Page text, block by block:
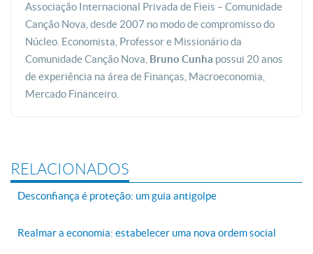
Associação Internacional Privada de Fieis – Comunidade
Canção Nova, desde 2007 no modo de compromisso do
Núcleo. Economista, Professor e Missionário da
Comunidade Canção Nova, Bruno Cunha possui 20 anos
de experiência na área de Finanças, Macroeconomia,
Mercado Financeiro.
RELACIONADOS
Desconfiança é proteção: um guia antigolpe
Realmar a economia: estabelecer uma nova ordem social